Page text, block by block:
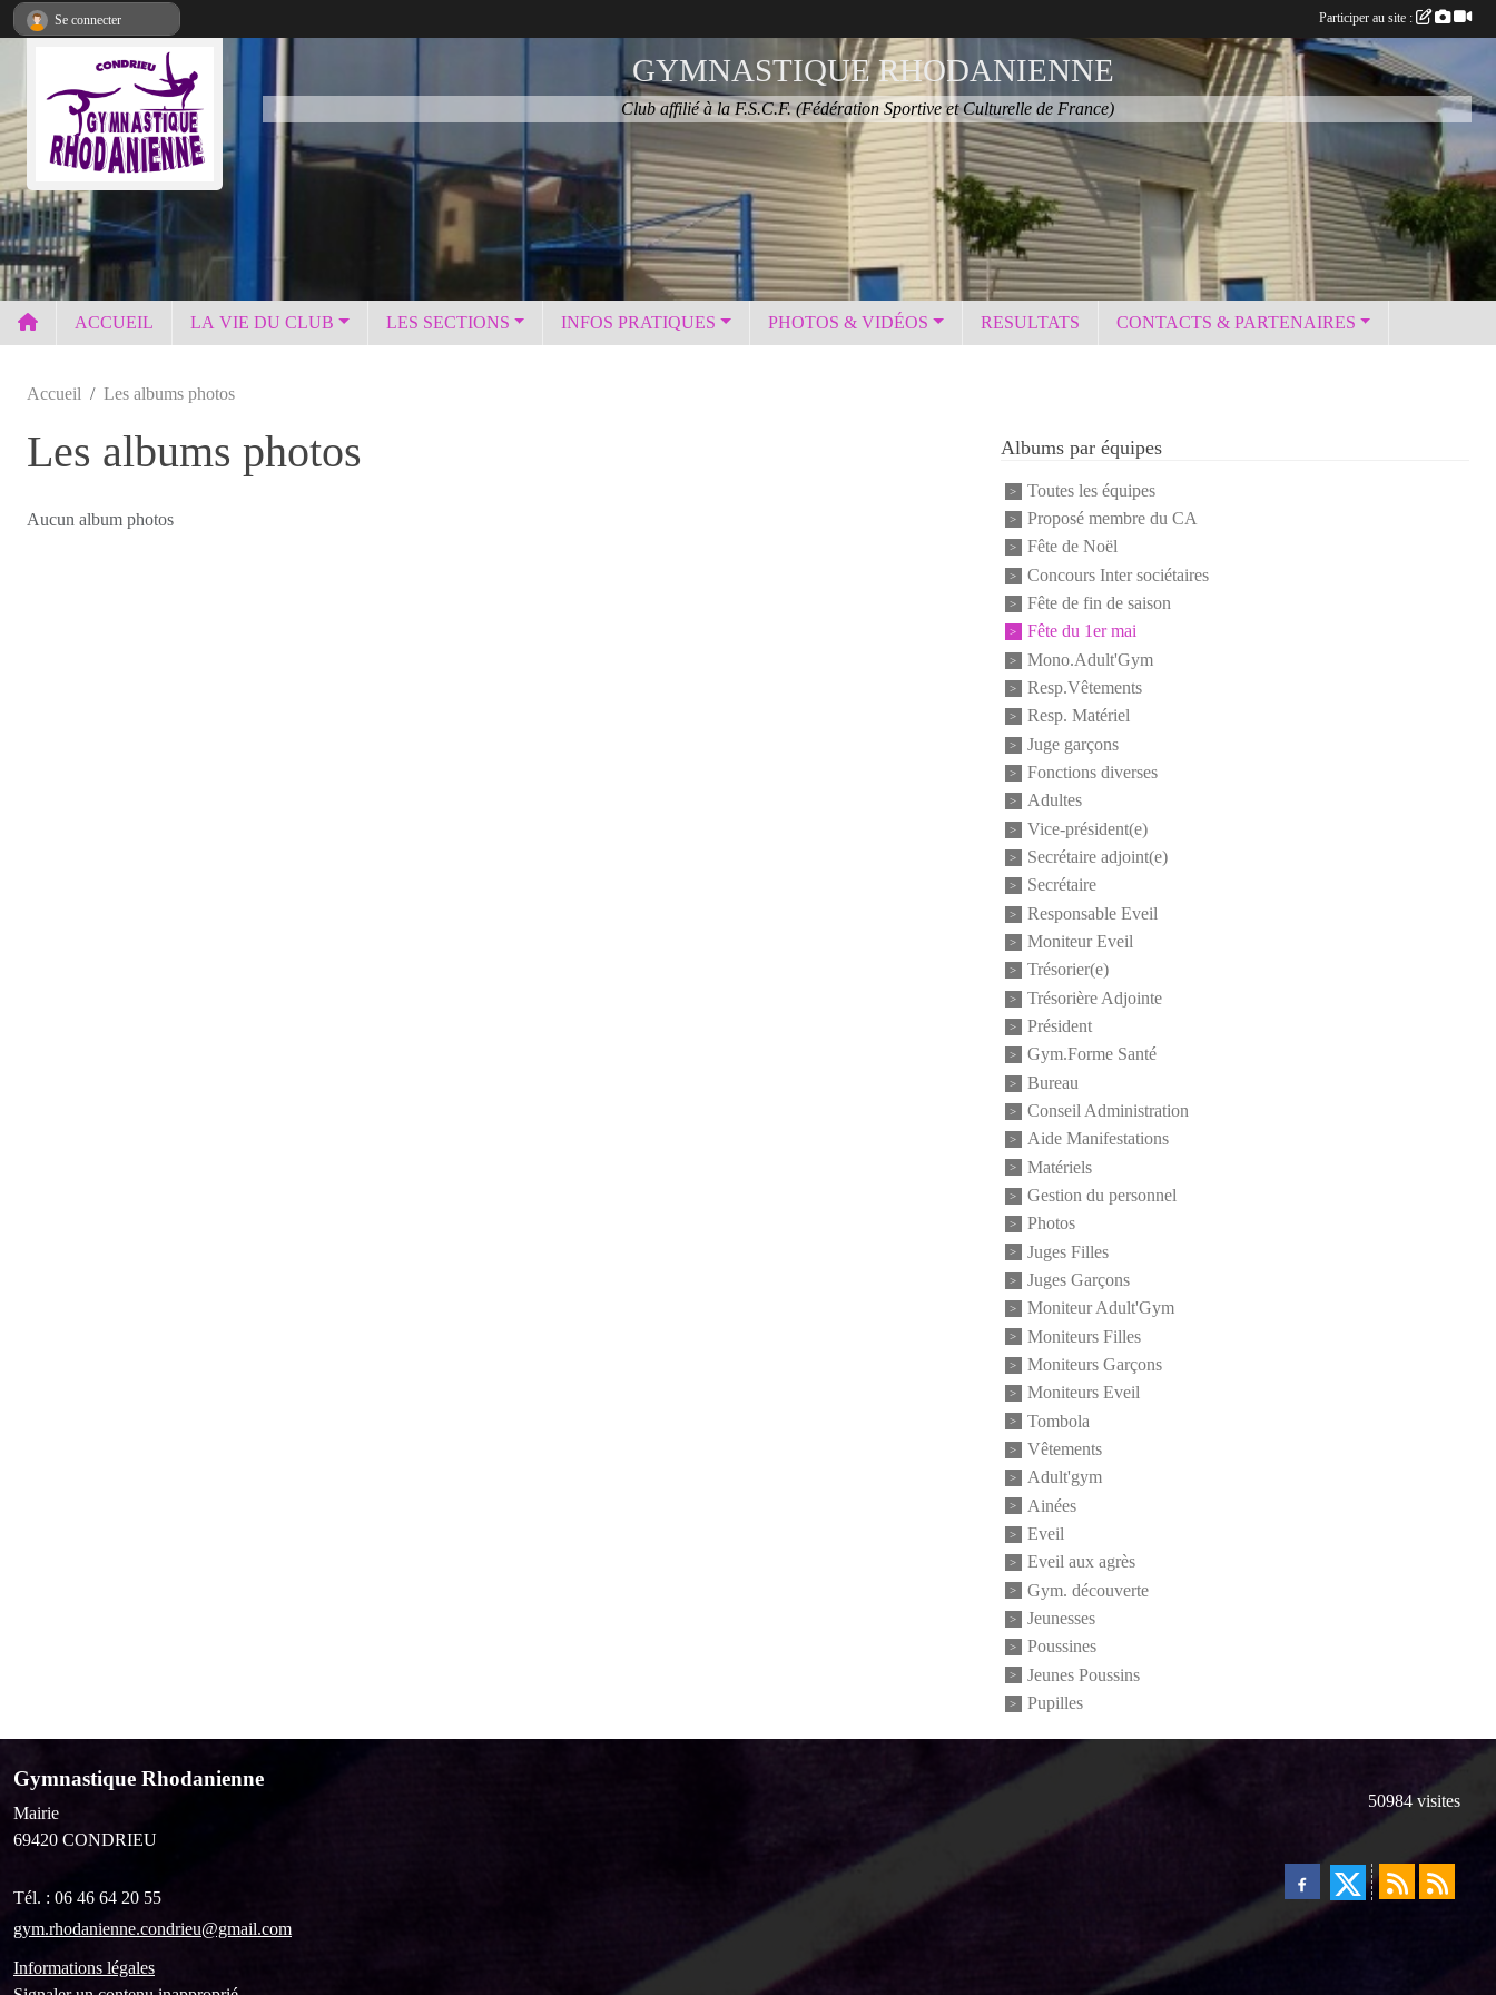
GYMNASTIQUE RHODANIENNE
Club affilié à la F.S.C.F. (Fédération Sportive et Culturelle de France)
ACCUEIL LA VIE DU CLUB LES SECTIONS INFOS PRATIQUES PHOTOS & VIDÉOS RESULTATS CONTACTS & PARTENAIRES
Accueil Les albums photos
Les albums photos
Aucun album photos
Albums par équipes
Toutes les équipes
Proposé membre du CA
Fête de Noël
Concours Inter sociétaires
Fête de fin de saison
Fête du 1er mai
Mono.Adult'Gym
Resp.Vêtements
Resp. Matériel
Juge garçons
Fonctions diverses
Adultes
Vice-président(e)
Secrétaire adjoint(e)
Secrétaire
Responsable Eveil
Moniteur Eveil
Trésorier(e)
Trésorière Adjointe
Président
Gym.Forme Santé
Bureau
Conseil Administration
Aide Manifestations
Matériels
Gestion du personnel
Photos
Juges Filles
Juges Garçons
Moniteur Adult'Gym
Moniteurs Filles
Moniteurs Garçons
Moniteurs Eveil
Tombola
Vêtements
Adult'gym
Ainées
Eveil
Eveil aux agrès
Gym. découverte
Jeunesses
Poussines
Jeunes Poussins
Pupilles
Gymnastique Rhodanienne
Mairie
69420 CONDRIEU
Tél. : 06 46 64 20 55
gym.rhodanienne.condrieu@gmail.com
Informations légales
50984visites
Se connecter Participer au site :
Panneau de gestion des cookies